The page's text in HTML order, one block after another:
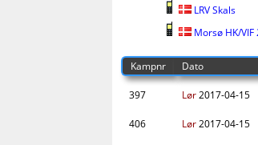
LRV Skals
Morsø HK/VIF
Kampnr Dato
397 Lør2017-04-15
406
Lør2017-04-15